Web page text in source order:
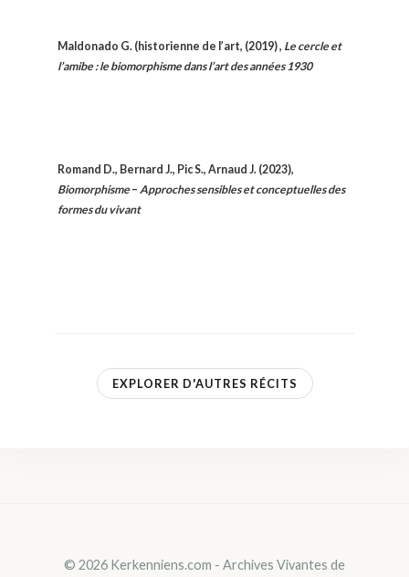
Maldonado G. (historienne de l’art, (2019) , Le cercle et
l’amibe : le biomorphisme dans l’art des années 1930
Romand D., Bernard J., Pic S., Arnaud J. (2023),
Biomorphisme – Approches sensibles et conceptuelles des
formes du vivant
EXPLORER D'AUTRES RÉCITS
© 2026 Kerkenniens.com - Archives Vivantes de